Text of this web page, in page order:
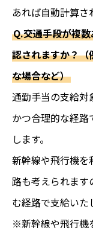
あれば自動計算さ
Q.交通手段が複
認されますか？（
な場合など）
通勤手当の支給対
かつ合理的な経
します。
新幹線や飛行機を
路も考えられます
む経路で支給いた
※新幹線や飛行機